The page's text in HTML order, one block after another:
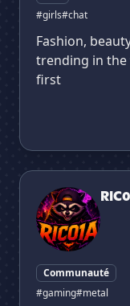
#girls#chat
Fashion,
trending in the
first
RIC01A
Communauté
#gaming#metal